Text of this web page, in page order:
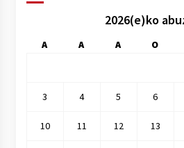
2026(e)ko
A A A O
3 4 5 6
10 11 12 13